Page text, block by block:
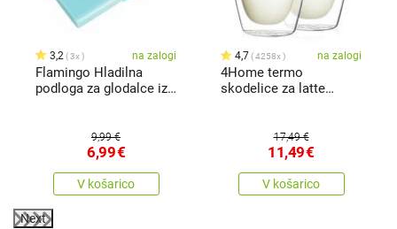
3,2 3x na zalogi
Flamingo Hladilna
podloga za glodalce iz
9,99 €
6,99€
V košarico
4,7 4258x na zalogi
4Home termo
skodelice za latte
17,49 €
11,49€
V košarico
Next